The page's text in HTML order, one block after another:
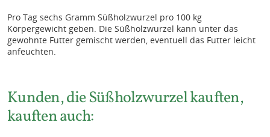
Pro Tag sechs Gramm Süßholzwurzel pro 100 kg
Körpergewicht geben. Die Süßholzwurzel kann unter das
gewohnte Futter gemischt werden, eventuell das Futter leicht
anfeuchten.
Kunden, die Süßholzwurzel kauften,
kauften auch: